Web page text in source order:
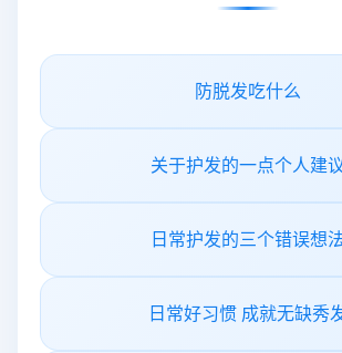
防脱发吃什么
关于护发的一点个人建
日常护发的三个错误想
日常好习惯 成就无缺秀